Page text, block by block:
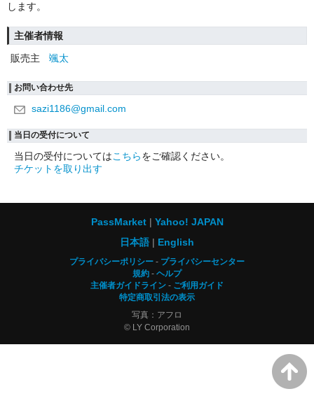
します。
主催者情報
販売主
颯太
お問い合わせ先
sazi1186@gmail.com
当日の受付について
当日の受付についてはこちらをご確認ください。
チケットを取り出す
PassMarket
Yahoo! JAPAN
日本語
English
プライバシーポリシー
プライバシーセンター
規約
ヘルプ
主催者ガイドライン
ご利用ガイド
特定商取引法の表示
写真：アフロ
© LY Corporation